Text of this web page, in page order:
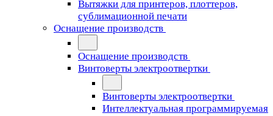
Вытяжки для принтеров, плоттеров,
сублимационной печати
Оснащение производств
Оснащение производств
Винтоверты электроотвертки
Винтоверты электроотвертки
Интеллектуальная программируемая